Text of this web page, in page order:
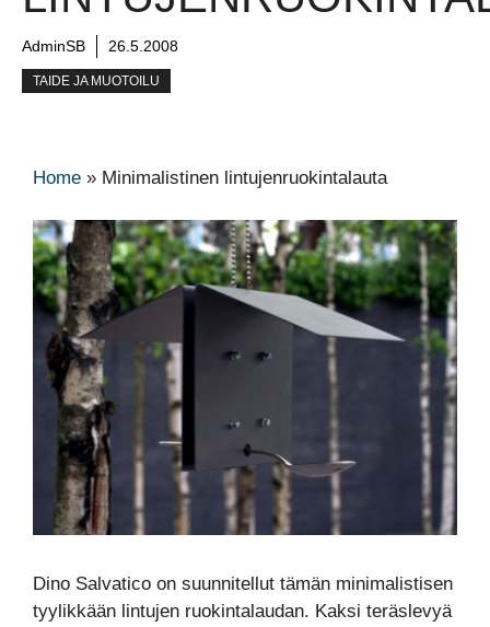
AdminSB 26.5.2008
TAIDE JA MUOTOILU
Home » Minimalistinen lintujenruokintalauta
Dino Salvatico on suunnitellut tämän minimalistisen
tyylikkään lintujen ruokintalaudan. Kaksi teräslevyä